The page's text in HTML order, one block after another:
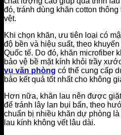
đó, tránh dùng khăn cotton
vệt.
Khi chọn khăn, ưu tiên loại có
độ bền và hiệu suất, theo
Quốc tế. Do đó, khăn microfiber
bảo vệ bề mặt kính khỏi trầy
vụ văn phòng có thể cung cấp
bảo kết quả tốt nhất cho không
Hơn nữa, khăn lau nên được
để tránh lây lan bụi bẩn, theo
chuẩn bị nhiều khăn dự phòng
lau kính không vết lâu dài.